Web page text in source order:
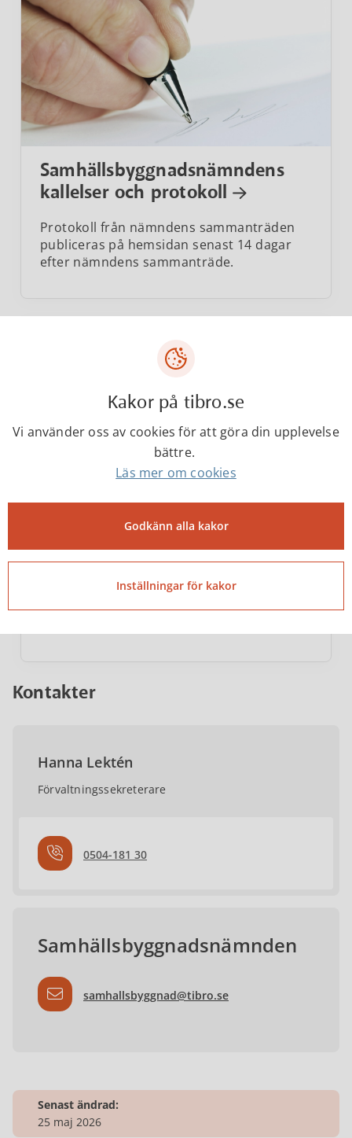
Samhällsbyggnadsnämndens
kallelser och protokoll
Protokoll från nämndens sammanträden
publiceras på hemsidan senast 14 dagar
efter nämndens sammanträde.
Samhällsbyggnadsnämndens
Samhällsbyggnadsnämndens ledamöter
och ersättare under mandatperioden 2023-
Kontakter
Hanna Lektén
Förvaltningssekreterare
0504-181 30
Samhällsbyggnadsnämnden
samhallsbyggnad@tibro.se
Senast ändrad:
25 maj 2026
Kakor på tibro.se
Vi använder oss av cookies för att göra din upplevelse
bättre.
Läs mer om cookies
Godkänn alla kakor
Inställningar för kakor